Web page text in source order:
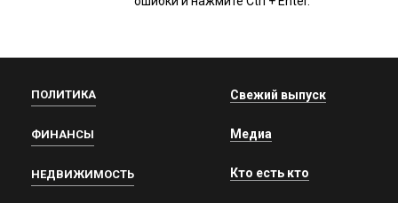
ПОЛИТИКА
ФИНАНСЫ
НЕДВИЖИМОСТЬ
Свежий выпуск
Медиа
Кто есть кто